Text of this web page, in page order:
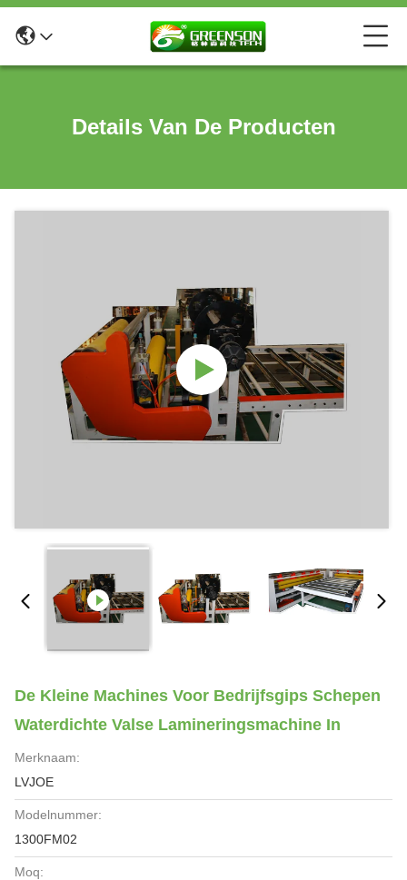
Details Van De Producten
De Kleine Machines Voor Bedrijfsgips Schepen
Waterdichte Valse Lamineringsmachine In
Merknaam:
LVJOE
Modelnummer:
1300FM02
Moq: